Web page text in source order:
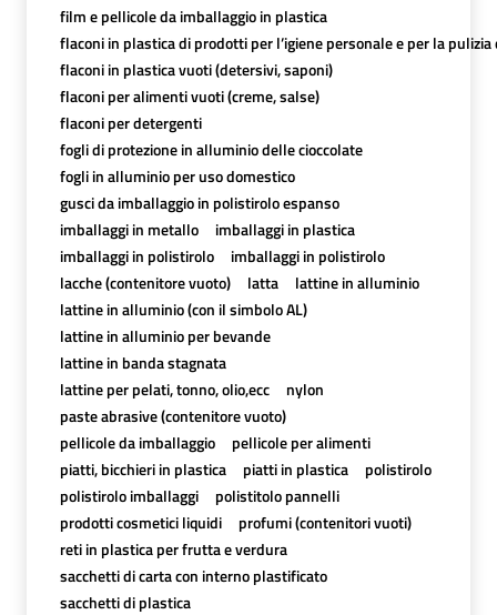
film e pellicole da imballaggio in plastica
flaconi in plastica di prodotti per l’igiene personale e per la pulizia
flaconi in plastica vuoti (detersivi, saponi)
flaconi per alimenti vuoti (creme, salse)
flaconi per detergenti
fogli di protezione in alluminio delle cioccolate
fogli in alluminio per uso domestico
gusci da imballaggio in polistirolo espanso
imballaggi in metallo
imballaggi in plastica
imballaggi in polistirolo
imballaggi in polistirolo
lacche (contenitore vuoto)
latta
lattine in alluminio
lattine in alluminio (con il simbolo AL)
lattine in alluminio per bevande
lattine in banda stagnata
lattine per pelati, tonno, olio,ecc
nylon
paste abrasive (contenitore vuoto)
pellicole da imballaggio
pellicole per alimenti
piatti, bicchieri in plastica
piatti in plastica
polistirolo
polistirolo imballaggi
polistitolo pannelli
prodotti cosmetici liquidi
profumi (contenitori vuoti)
reti in plastica per frutta e verdura
sacchetti di carta con interno plastificato
sacchetti di plastica